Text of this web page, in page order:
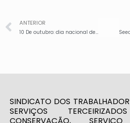
ANTERIOR
10 De outubro: dia nacional de luta contra a violência à mulher
SINDICATO DOS
SERVIÇOS